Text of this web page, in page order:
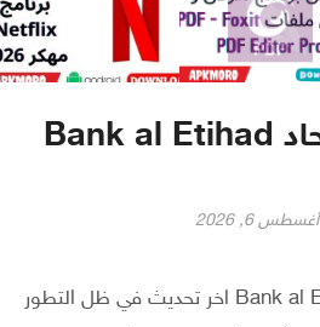
تطبيق بنك الاتحاد Bank al Etihad
أغسطس 6, 2026
تطبيق بنك الاتحاد Bank al Etihad اخر تحديث في ظل التطور